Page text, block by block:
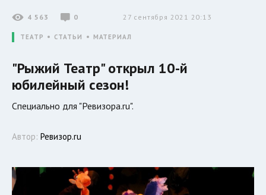
4 563 0 27 сентября 2021 20:13
ТЕАТР СТАТЬИ МАТЕРИАЛ
"Рыжий Театр" открыл 10-й
юбилейный сезон!
Специально для "Ревизора.ru".
Автор: Ревизор.ru